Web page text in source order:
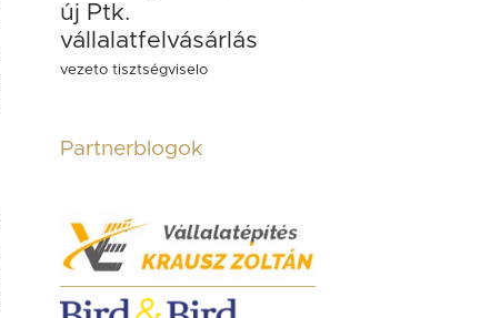
új Ptk.
vállalatfelvásárlás
vezeto tisztségviselo
Partnerblogok